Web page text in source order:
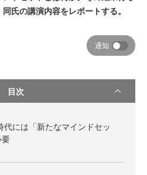
氏の講演内容をレポートする。
通知
目次
代には「新たなマインドセッ
要